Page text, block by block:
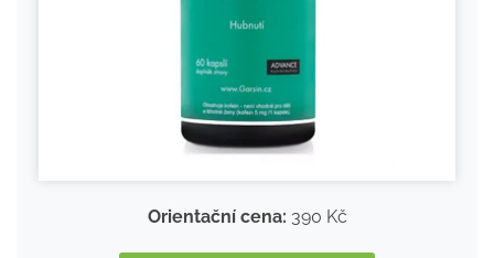
Orientační cena: 390 Kč